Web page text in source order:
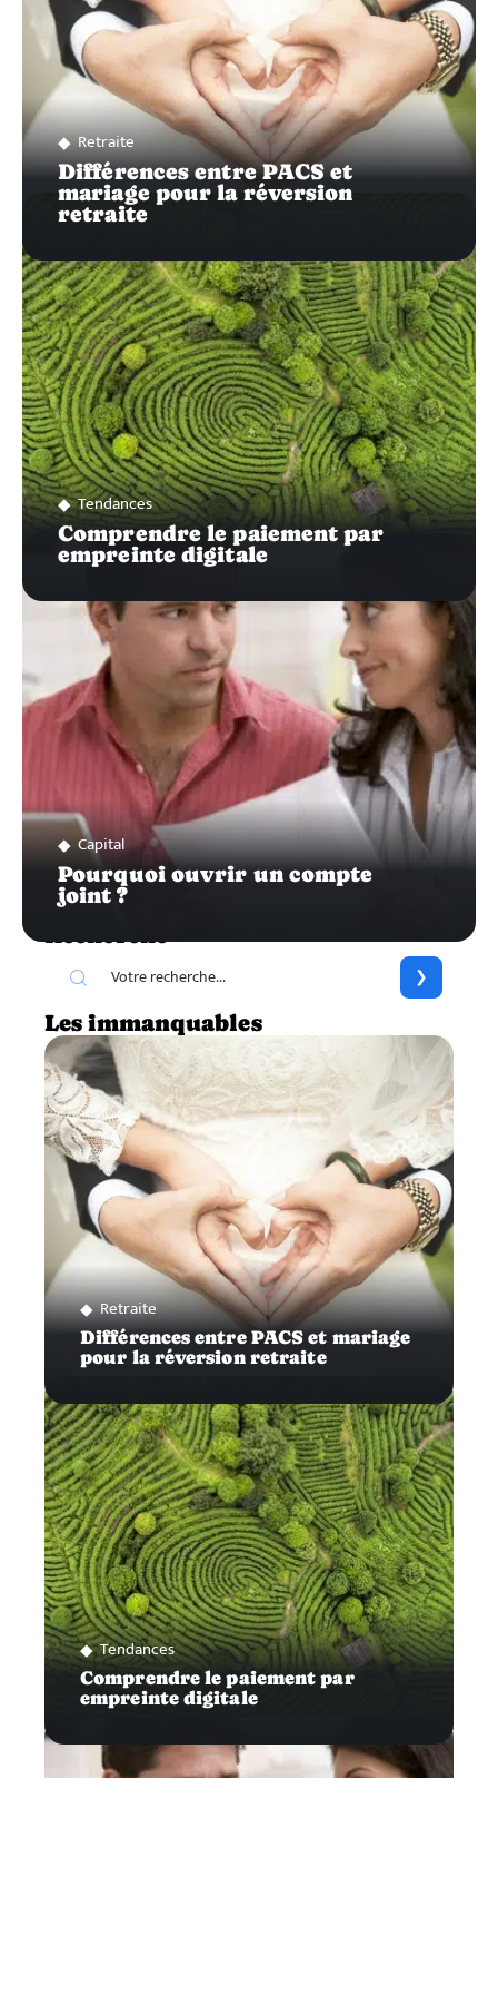
Retraite
Différences entre PACS et
mariage pour la réversion
retraite
Tendances
Comprendre le paiement par
empreinte digitale
Capital
Pourquoi ouvrir un compte
joint ?
Recherche
Les immanquables
Retraite
Différences entre PACS et mariage
pour la réversion retraite
Tendances
Comprendre le paiement par
empreinte digitale